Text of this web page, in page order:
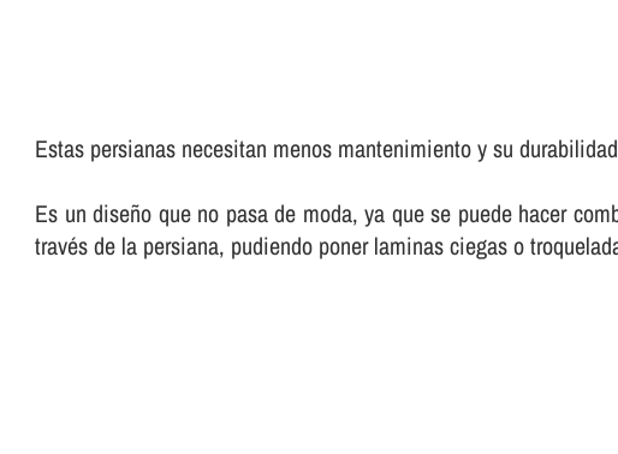
Estas persianas necesitan menos mantenimiento y su
Es un diseño que no pasa de moda, ya que se puede hacer
través de la persiana, pudiendo poner laminas ciegas o